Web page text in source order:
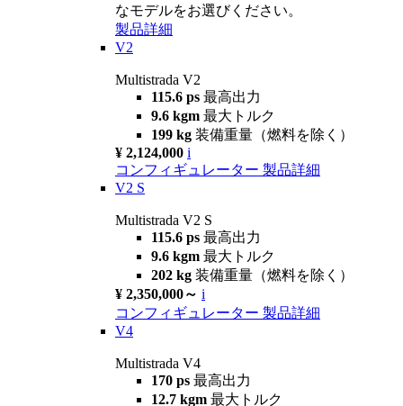
なモデルをお選びください。
製品詳細
V2
Multistrada V2
115.6 ps 最高出力
9.6 kgm 最大トルク
199 kg 装備重量（燃料を除く）
¥ 2,124,000 i
コンフィギュレーター 製品詳細
V2 S
Multistrada V2 S
115.6 ps 最高出力
9.6 kgm 最大トルク
202 kg 装備重量（燃料を除く）
¥ 2,350,000～ i
コンフィギュレーター 製品詳細
V4
Multistrada V4
170 ps 最高出力
12.7 kgm 最大トルク